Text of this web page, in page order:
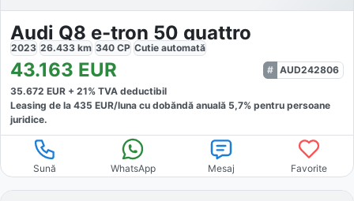
Audi Q8 e-tron 50 quattro
2023 26.433 km 340 CP Cutie automată
43.163 EUR
AUD242806
35.672 EUR + 21% TVA deductibil
Leasing de la 435 EUR/luna cu dobăndă anuală 5,7% pentru persoane
juridice.
Sună WhatsApp Mesaj Favorite